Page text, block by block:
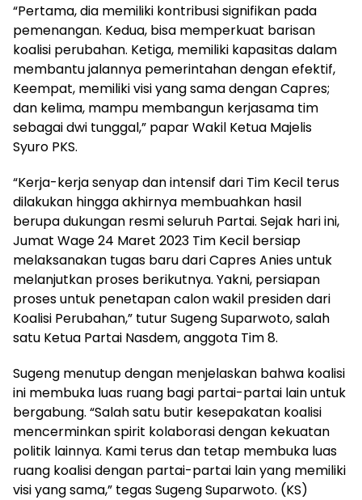
“Pertama, dia memiliki kontribusi signifikan pada
pemenangan. Kedua, bisa memperkuat barisan
koalisi perubahan. Ketiga, memiliki kapasitas dalam
membantu jalannya pemerintahan dengan efektif,
Keempat, memiliki visi yang sama dengan Capres;
dan kelima, mampu membangun kerjasama tim
sebagai dwi tunggal,” papar Wakil Ketua Majelis
Syuro PKS.
“Kerja-kerja senyap dan intensif dari Tim Kecil terus
dilakukan hingga akhirnya membuahkan hasil
berupa dukungan resmi seluruh Partai. Sejak hari ini,
Jumat Wage 24 Maret 2023 Tim Kecil bersiap
melaksanakan tugas baru dari Capres Anies untuk
melanjutkan proses berikutnya. Yakni, persiapan
proses untuk penetapan calon wakil presiden dari
Koalisi Perubahan,” tutur Sugeng Suparwoto, salah
satu Ketua Partai Nasdem, anggota Tim 8.
Sugeng menutup dengan menjelaskan bahwa koalisi
ini membuka luas ruang bagi partai-partai lain untuk
bergabung. “Salah satu butir kesepakatan koalisi
mencerminkan spirit kolaborasi dengan kekuatan
politik lainnya. Kami terus dan tetap membuka luas
ruang koalisi dengan partai-partai lain yang memiliki
visi yang sama,” tegas Sugeng Suparwoto. (KS)